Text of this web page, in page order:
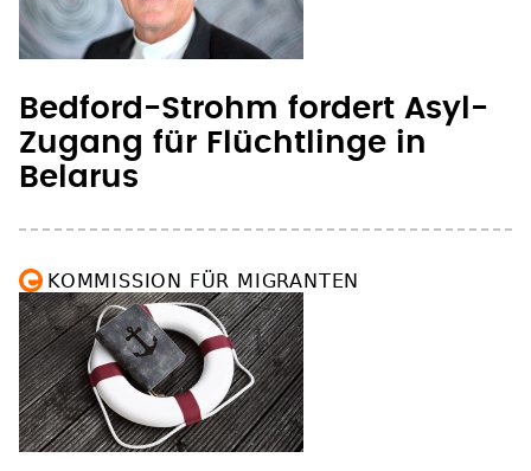
Bedford-Strohm fordert Asyl-
Zugang für Flüchtlinge in
Belarus
KOMMISSION FÜR MIGRANTEN